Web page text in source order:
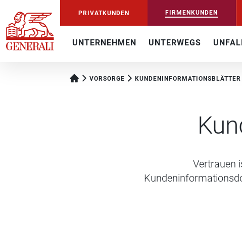
PRIVATKUNDEN FIRMENKUNDEN
UNTERNEHMEN UNTERWEGS
VORSORGE KUNDENINFORMATIONSBLÄTTER
Vertrauen